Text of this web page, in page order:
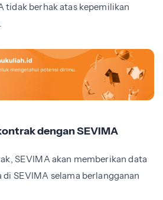
tidak berhak atas kepemilikan
dengan SEVIMA
SEVIMA akan memberikandata
SEVIMA selama berlangganan